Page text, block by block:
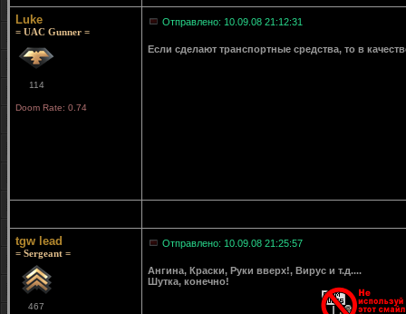
Luke
= UAC Gunner =
114
Doom Rate: 0.74
Отправлено: 10.09.08 21:12:31
Если сделают транспортные средства, то в
tgw lead
= Sergeant =
467
Отправлено: 10.09.08 21:25:57
Ангина, Краски, Руки вверх!, Вирус и т.д....
Шутка, конечно!